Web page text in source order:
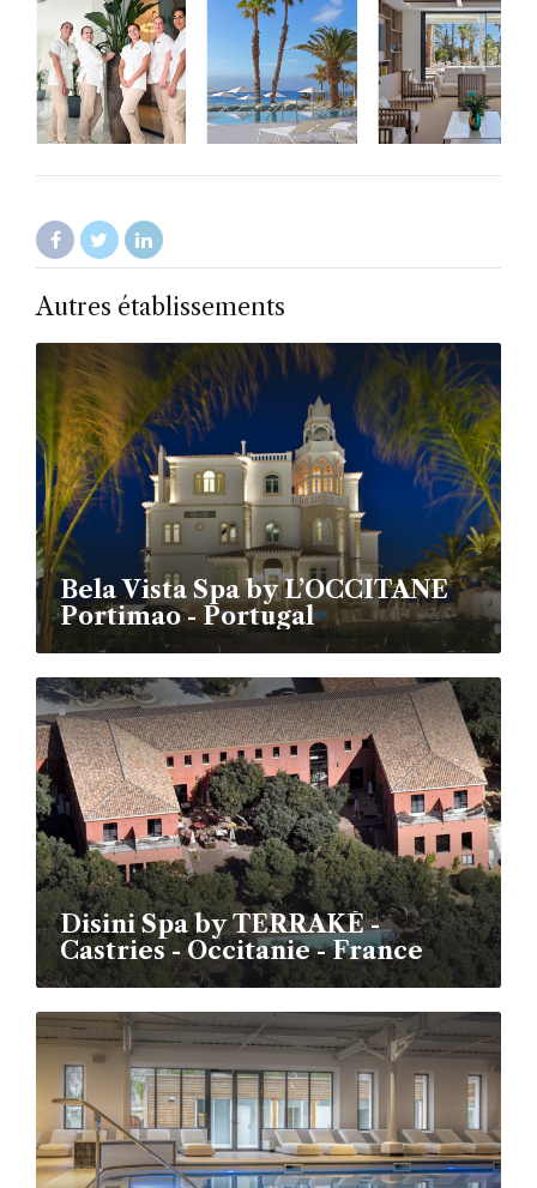
Autres établissements
Bela Vista Spa by L’OCCITANE
Portimao - Portugal
Disini Spa by TERRAKÉ -
Castries - Occitanie - France